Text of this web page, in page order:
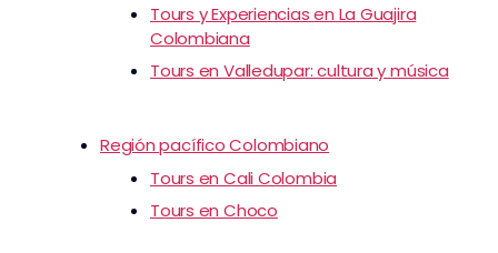
Tours y Experiencias en La Guajira
Colombiana
Tours en Valledupar: cultura y música
Región pacífico Colombiano
Tours en Cali Colombia
Tours en Choco